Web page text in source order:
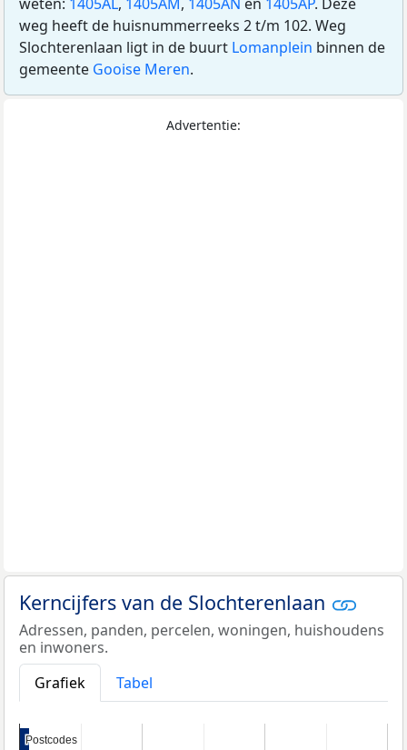
weg heeft de huisnummerreeks 2 t/m 102. Weg
Slochterenlaan ligt in de buurt Lomanplein binnen de
gemeente Gooise Meren.
Advertentie:
Kerncijfers van de Slochterenlaan
Adressen, panden, percelen, woningen, huishoudens
en inwoners.
Grafiek
Tabel
Postcodes
Postcodes